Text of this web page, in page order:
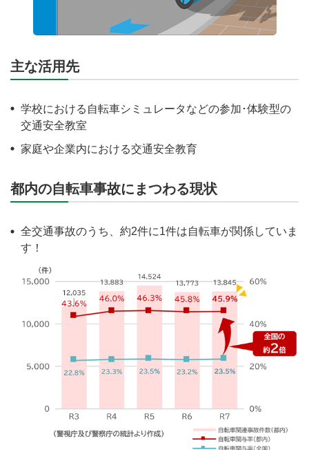
主な活用先
学校における自転車シミュレータなどの参加･体験型の
交通安全教室
家庭や企業内における交通安全教育
都内の自転車事故にまつわる現状
全交通事故のうち、約2件に1件は自転車が関係していま
す！